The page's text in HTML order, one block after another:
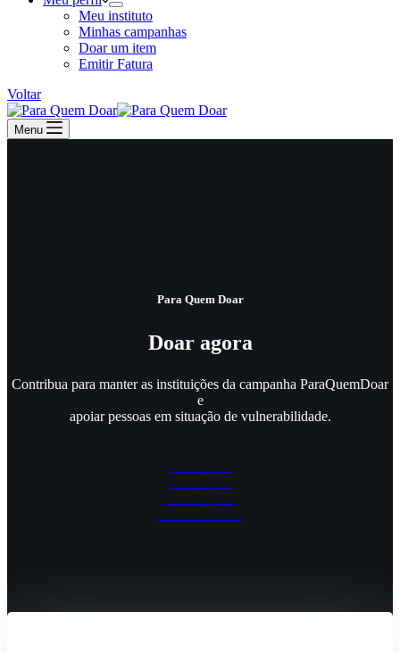
Meu instituto
Minhas campanhas
Doar um item
Emitir Fatura
Voltar
Menu
Para Quem Doar
Doar agora
Contribua para manter as instituições da campanha ParaQuemDoar
e
apoiar pessoas em situação de vulnerabilidade.